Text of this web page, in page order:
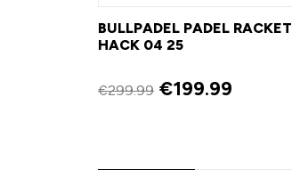
BULLPADEL PADEL RACKET
HACK 04 25
€299.99 €199.99